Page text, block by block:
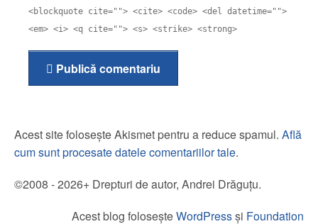
<blockquote cite=""> <cite> <code> <del datetime="">
<em> <i> <q cite=""> <s> <strike> <strong>
Publică comentariu
Acest site folosește Akismet pentru a reduce spamul. Află
cum sunt procesate datele comentariilor tale.
©2008 - 2026+ Drepturi de autor, Andrei Drăguțu.
Acest blog foloseșteWordPressși Foundation